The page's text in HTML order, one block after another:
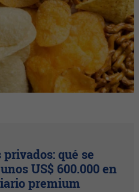
qué se
US$ 600.000 en
premium